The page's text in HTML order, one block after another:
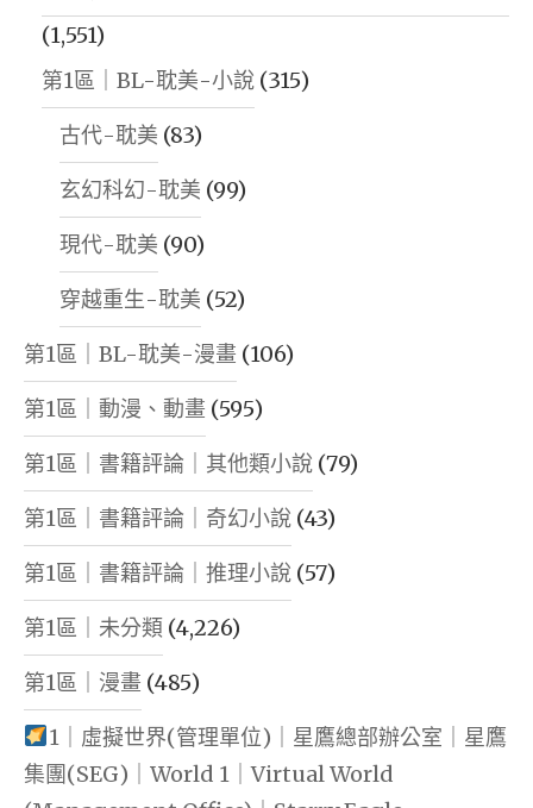
(1,551)
第1區｜BL-耽美-小說 (315)
古代-耽美 (83)
玄幻科幻-耽美 (99)
現代-耽美 (90)
穿越重生-耽美 (52)
第1區｜BL-耽美-漫畫 (106)
第1區｜動漫、動畫 (595)
第1區｜書籍評論｜其他類小說 (79)
第1區｜書籍評論｜奇幻小說 (43)
第1區｜書籍評論｜推理小說 (57)
第1區｜未分類 (4,226)
第1區｜漫畫 (485)
1｜虛擬世界(管理單位)｜星鷹總部辦公室｜星鷹
集團(SEG)｜World 1｜Virtual World